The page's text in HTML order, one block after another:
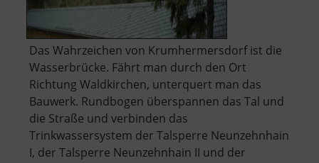
Das Wahrzeichen von Krumhermersdorf ist die
Wasserbrücke. Fährt man durch den Ort
Richtung Waldkirchen, unterquert man das
Bauwerk. Rundbogen überspannen das Tal und
die Straße und verbinden das
Trinkwassersystem der Talsperre Neunzehnhain
I, der Talsperre Neunzehnhain II und der